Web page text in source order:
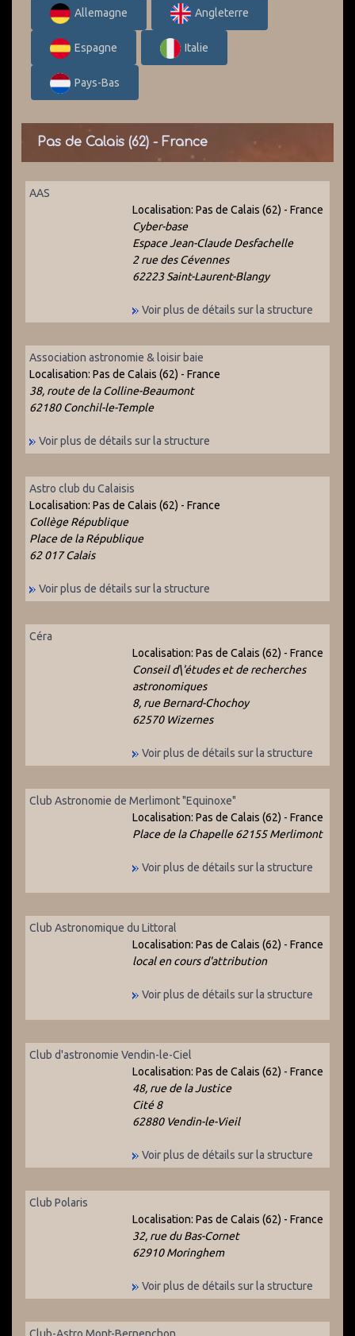
Allemagne Angleterre
Espagne Italie
Pays-Bas
Pas de Calais (62) - France
AAS
Localisation: Pas de Calais (62) - France
Cyber-base
Espace Jean-Claude Desfachelle
2 rue des Cévennes
62223 Saint-Laurent-Blangy
Voir plus de détails sur la structure
Association astronomie & loisir baie
Localisation: Pas de Calais (62) - France
38, route de la Colline-Beaumont
62180 Conchil-le-Temple
Voir plus de détails sur la structure
Astro club du Calaisis
Localisation: Pas de Calais (62) - France
Collège République
Place de la République
62 017 Calais
Voir plus de détails sur la structure
Céra
Localisation: Pas de Calais (62) - France
Conseil d\'études et de recherches
astronomiques
8, rue Bernard-Chochoy
62570 Wizernes
Voir plus de détails sur la structure
Club Astronomie de Merlimont "Equinoxe"
Localisation: Pas de Calais (62) - France
Place de la Chapelle 62155 Merlimont
Voir plus de détails sur la structure
Club Astronomique du Littoral
Localisation: Pas de Calais (62) - France
local en cours d'attribution
Voir plus de détails sur la structure
Club d'astronomie Vendin-le-Ciel
Localisation: Pas de Calais (62) - France
48, rue de la Justice
Cité 8
62880 Vendin-le-Vieil
Voir plus de détails sur la structure
Club Polaris
Localisation: Pas de Calais (62) - France
32, rue du Bas-Cornet
62910 Moringhem
Voir plus de détails sur la structure